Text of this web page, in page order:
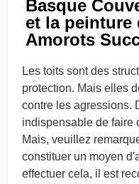
Basque
et la peinture
Amorots
Les toits sont des
protection. Mais elles
contre les agressions.
indispensable de faire
Mais, veuillez
constituer un moyen
effectuer cela, il est